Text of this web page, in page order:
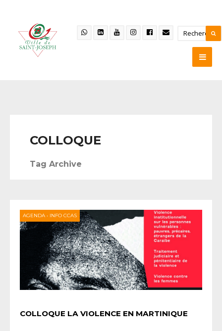
COLLOQUE
Tag Archive
AGENDA • INFO CCAS
COLLOQUE LA VIOLENCE EN MARTINIQUE